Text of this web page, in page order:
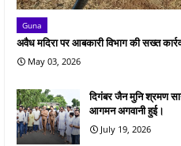
Guna
अवैध मदिरा पर आबकारी विभाग की सख्त
May 03, 2026
दिगंबर जैन मुनि श्रमण
आगमन अगवानी हुई।
July 19, 2026